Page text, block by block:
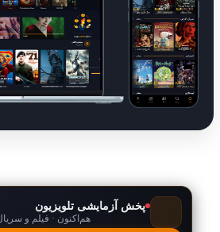
پخش آزمایشی تلویزیون
هم‌اکنون · فیلم و سریال · رایگان